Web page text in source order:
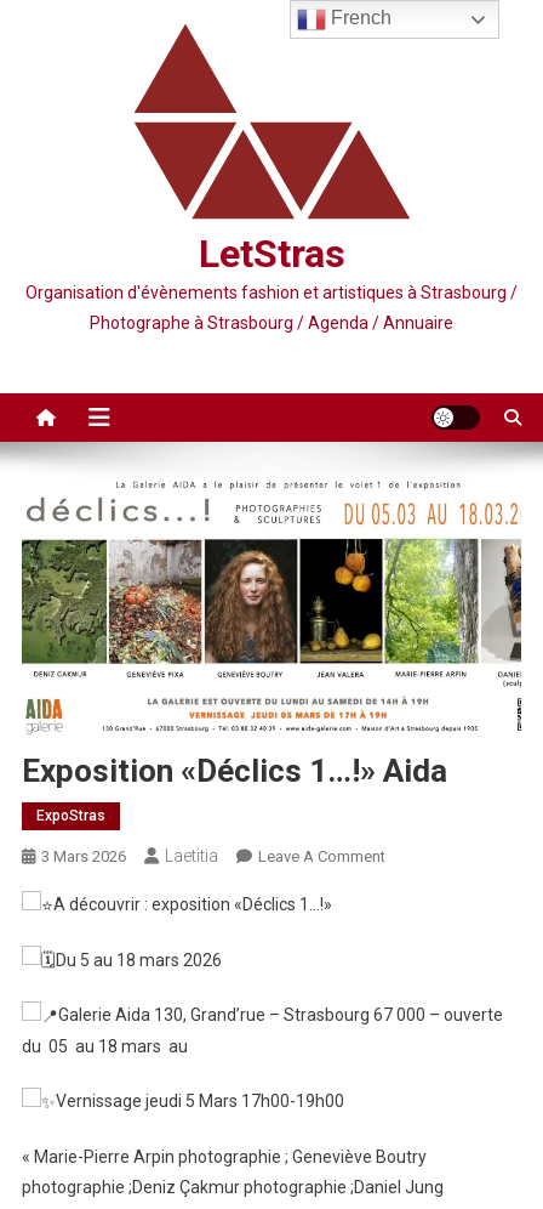
LetStras
Organisation d'évènements fashion et artistiques à Strasbourg /
Photographe à Strasbourg / Agenda / Annuaire
Exposition «Déclics 1…!» Aida
ExpoStras
3 Mars 2026 Laetitia Leave A CommentOn
A découvrir : exposition «Déclics 1…!»
Du 5 au 18 mars 2026
Galerie Aida 130, Grand’rue – Strasbourg 67 000 – ouverte
du 05 au 18 mars au
Vernissage jeudi 5 Mars 17h00-19h00
« Marie-Pierre Arpin photographie ; Geneviève Boutry
photographie ;Deniz Çakmur photographie ;Daniel Jung
French